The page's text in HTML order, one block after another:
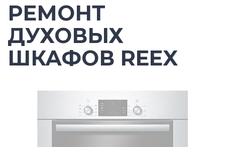
РЕМОНТ
ДУХОВЫХ
ШКАФОВ REEX